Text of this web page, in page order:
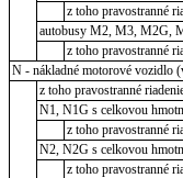
z toho pravostranné
autobusy M2, M3, M2G,
z toho pravostranné
N - nákladné motorové vozidlo
z toho pravostranné
N1, N1G s celkovou
z toho pravostranné
N2, N2G s celkovou
z toho pravostranné